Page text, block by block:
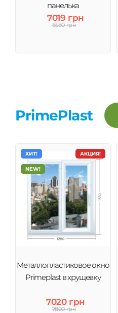
панелька
7019 грн
8580 грн
PrimePlast
АКЦИЯ!
ХИТ!
NEW!
Металлопластиковое окно
Primeplast в хрущевку
7020 грн
7800 грн